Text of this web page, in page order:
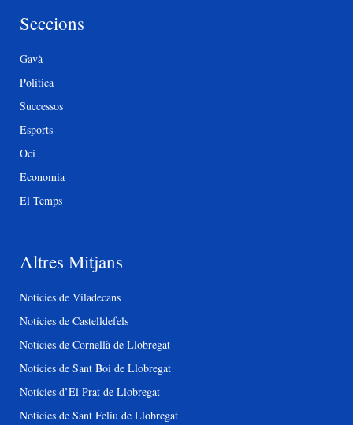
Seccions
Gavà
Política
Successos
Esports
Oci
Economia
El Temps
Altres Mitjans
Notícies de Viladecans
Notícies de Castelldefels
Notícies de Cornellà de Llobregat
Notícies de Sant Boi de Llobregat
Notícies d’El Prat de Llobregat
Notícies de Sant Feliu de Llobregat